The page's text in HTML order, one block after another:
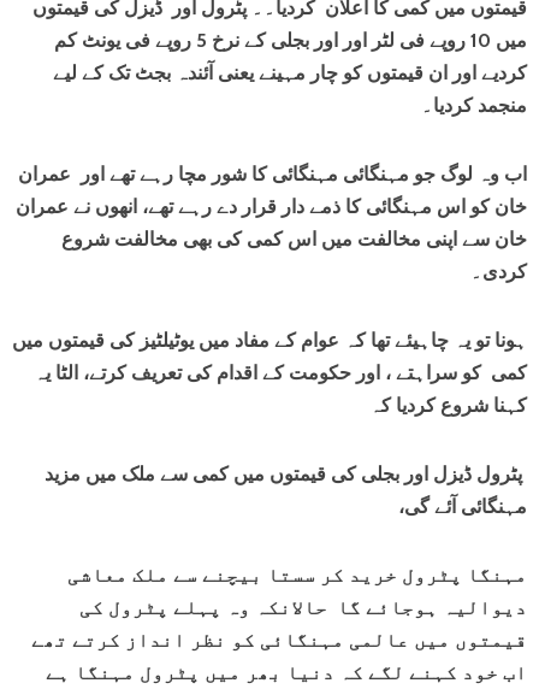
قیمتوں میں کمی کا اعلان کردیا۔۔ پٹرول اور ڈیزل کی قیمتوں
میں 10 روپے فی لٹر اور اور بجلی کے نرخ 5 روپے فی یونٹ کم
کردیے اور ان قیمتوں کو چار مہینے یعنی آئندہ بجٹ تک کے لیے
منجمد کردیا۔
اب وہ لوگ جو مہنگائی مہنگائی کا شور مچا رہے تھے اور عمران
خان کو اس مہنگائی کا ذمے دار قرار دے رہے تھے، انھوں نے عمران
خان سے اپنی مخالفت میں اس کمی کی بھی مخالفت شروع
کردی۔
ہونا تو یہ چاہیئے تھا کہ عوام کے مفاد میں یوٹیلٹیز کی قیمتوں میں
کمی کو سراہتے ، اور حکومت کے اقدام کی تعریف کرتے، الٹا یہ
کہنا شروع کردیا کہ
پٹرول ڈیزل اور بجلی کی قیمتوں میں کمی سے ملک میں مزید
مہنگائی آئے گی،
مہنگا پٹرول خرید کر سستا بیچنے سے ملک معاشی
دیوالیہ ہوجائے گا حالانکہ وہ پہلے پٹرول کی
قیمتوں میں عالمی مہنگائی کو نظر انداز کرتے تھے
اب خود کہنے لگے کہ دنیا بھر میں پٹرول مہنگا ہے